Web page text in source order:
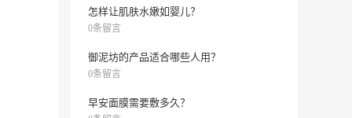
怎样让肌肤水嫩如婴儿？
0条留言
御泥坊的产品适合哪些人用？
0条留言
早安面膜需要敷多久？